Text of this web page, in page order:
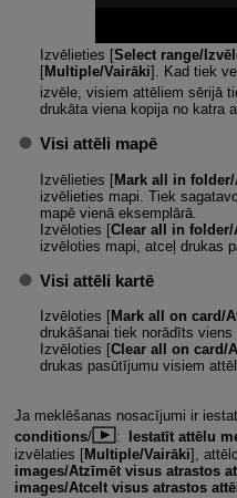
Izvēlieties [Select range/
[Multiple/Vairāki]. Kad tiek
izvēle, visiem attēliem sērijā
drukāta viena kopija no katra
Visi attēli mapē
Izvēlieties [Mark all in
izvēlieties mapi. Tiek
mapē vienā eksemplārā.
Izvēloties [Clear all in
izvēloties mapi, atceļ drukas
Visi attēli kartē
Izvēloties [Mark all on card/
drukāšanai tiek norādīts
Izvēloties [Clear all on card/
drukas pasūtījumu visiem
Ja meklēšanas nosacījumi ir
conditions/ : Iestatīt attēlu
izvēlaties [Multiple/Vairāki],
images/Atzīmēt visus atrastos
images/Atcelt visus atrastos